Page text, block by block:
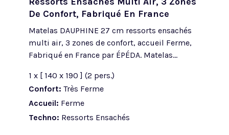
De Confort, Fabriqué En France
Matelas DAUPHINE 27 cm ressorts ensachés
multi air, 3 zones de confort, accueil Ferme,
Fabriqué en France par ÉPÉDA. Matelas...
1 x [ 140 x 190 ] (2 pers.)
Confort: Très Ferme
Accueil: Ferme
Techno: Ressorts Ensachés